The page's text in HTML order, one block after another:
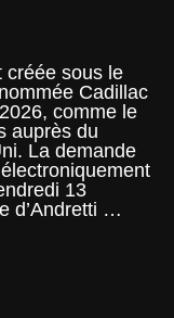
créée sous le
Cadillac
comme le
auprès du
La demande
13
d’Andretti …